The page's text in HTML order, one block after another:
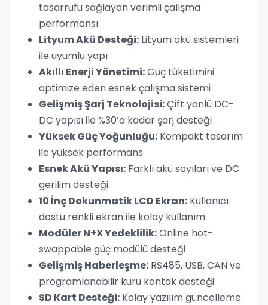
tasarrufu sağlayan verimli çalışma
performansı
Lityum Akü Desteği: Lityum akü sistemleri
ile uyumlu yapı
Akıllı Enerji Yönetimi:Güç tüketimini
optimize eden esnek çalışma sistemi
Gelişmiş Şarj Teknolojisi:Çift yönlü DC-
DC yapısı ile %30’a kadar şarj desteği
Yüksek Güç Yoğunluğu: Kompakt tasarım
ile yüksek performans
Esnek Akü Yapısı: Farklı akü sayıları ve DC
gerilim desteği
10 İnç Dokunmatik LCD Ekran: Kullanıcı
dostu renkli ekran ile kolay kullanım
Modüler N+X Yedeklilik:Online hot-
swappable güç modülü desteği
Gelişmiş Haberleşme: RS485, USB, CAN ve
programlanabilir kuru kontak desteği
SD Kart Desteği: Kolay yazılım güncelleme